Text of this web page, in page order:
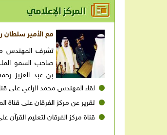
مع الأمير سلطان
تشرف المهندس
صاحب السمو
بن عبد العزيز
حيث قام المهندس بشرح جميع
السمو رحمه الله . فسُرّ الأمير الراحل
بتقديم جميع ما يلزم لخدمة كتاب
لقاء المهندس محمد الراعي على
تقرير عن مركز الفرقان على قناة
قناة مركز الفرقان لتعليم القرآن